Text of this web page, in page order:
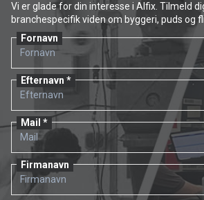
Vi er glade for din interesse i Alfix. Tilmeld
branchespecifik viden om byggeri, puds og
Fornavn
Efternavn
Mail
Firmanavn